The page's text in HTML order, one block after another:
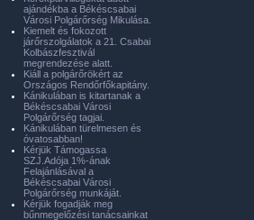
ajándékba a Békéscsabai
Városi Polgárőrség Mikulása.
Kiemelt és fokozott
járőrszolgálatok a 21. Csabai
Kolbászfesztivál
megrendezése alatt.
Kiáll a polgárőrökért az
Országos Rendőrfőkapitány.
Kánikulában is kitartanak a
Békéscsabai Városi
Polgárőrség tagjai.
Kánikulában türelmesen és
óvatosabban!
Kérjük Támogassa
SZJ.Adója 1%-ának
Felajánlásával a
Békéscsabai Városi
Polgárőrség munkáját.
Kérjük fogadják meg
bűnmegelőzési tanácsainkat